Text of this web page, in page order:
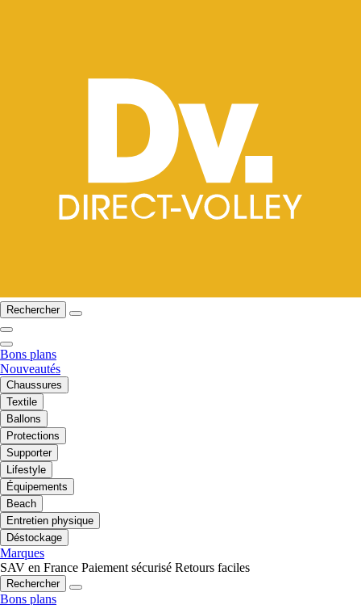
Rechercher
Bons plans
Nouveautés
Chaussures
Textile
Ballons
Protections
Supporter
Lifestyle
Équipements
Beach
Entretien physique
Déstockage
Marques
SAV en France Paiement sécurisé Retours faciles
Rechercher
Bons plans